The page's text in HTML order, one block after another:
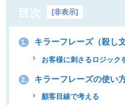
目次 非表示
1. キラーフレーズ（殺し
お客様に刺さるロジック
2. キラーフレーズの使い
顧客目線で考える